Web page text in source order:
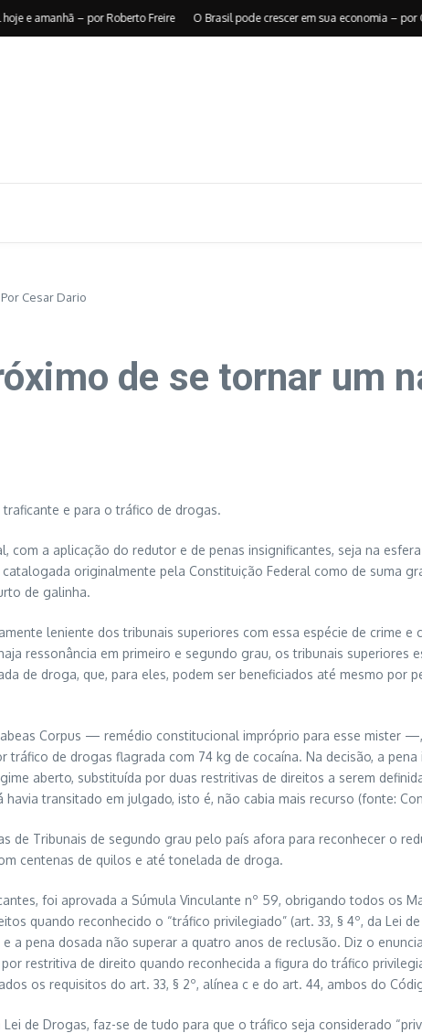
– por Roberto Freire O Brasil pode crescer em sua economia – por
Cesar Dario
de se tornar um
e para o tráfico de drogas.
a aplicação do redutor e de penas insignificantes, seja na
originalmente pela Constituição Federal como de suma
de galinha.
leniente dos tribunais superiores com essa espécie de crime e
ressonância em primeiro e segundo grau, os tribunais superiores
de droga, que, para eles, podem ser beneficiados até mesmo por
Corpus — remédio constitucional impróprio para esse mister
de drogas flagrada com 74 kg de cocaína. Na decisão, a
aberto, substituída por duas restritivas de direitos a serem
transitado em julgado, isto é, não cabia mais recurso (fonte:
de Tribunais de segundo grau pelo país afora para reconhecer o
centenas de quilos e até tonelada de droga.
foi aprovada a Súmula Vinculante nº 59, obrigando todos os
quando reconhecido o “tráfico privilegiado” (art. 33, § 4º, da Lei
a pena dosada não superar a quatro anos de reclusão. Diz o
restritiva de direito quando reconhecida a figura do tráfico
os requisitos do art. 33, § 2º, alínea c e do art. 44, ambos do
de Drogas, faz-se de tudo para que o tráfico seja considerado